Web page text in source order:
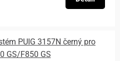
PUIG 3157N černý pro
GS/F850 GS